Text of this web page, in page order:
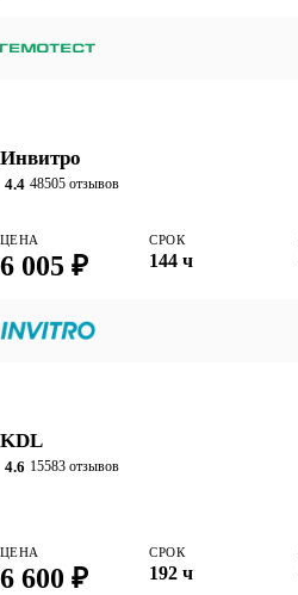
Инвитро
4.4 48505 отзывов
ЦЕНА
6 005 ₽
СРОК
144 ч
KDL
4.6 15583 отзывов
ЦЕНА
6 600 ₽
СРОК
192 ч